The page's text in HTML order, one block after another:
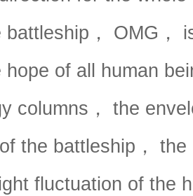
battleship， OMG，
hope of all human
columns， the
the battleship，
fluctuation of the